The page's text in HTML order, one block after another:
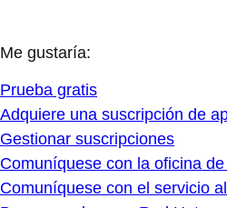
Me gustaría:
Prueba gratis
Adquiere una suscripción de
Gestionar suscripciones
Comuníquese con la oficina
Comuníquese con el servicio